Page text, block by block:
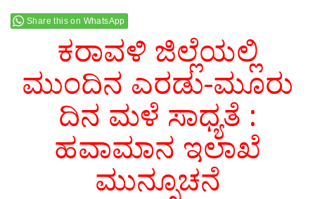
Share this on WhatsApp
ಕರಾವಳಿ ಜಿಲ್ಲೆಯಲ್ಲಿ
ಮುಂದಿನ ಎರಡು-ಮೂರು
ದಿನ ಮಳೆ ಸಾಧ್ಯತೆ :
ಹವಾಮಾನ ಇಲಾಖೆ
ಮುನ್ಸೂಚನೆ